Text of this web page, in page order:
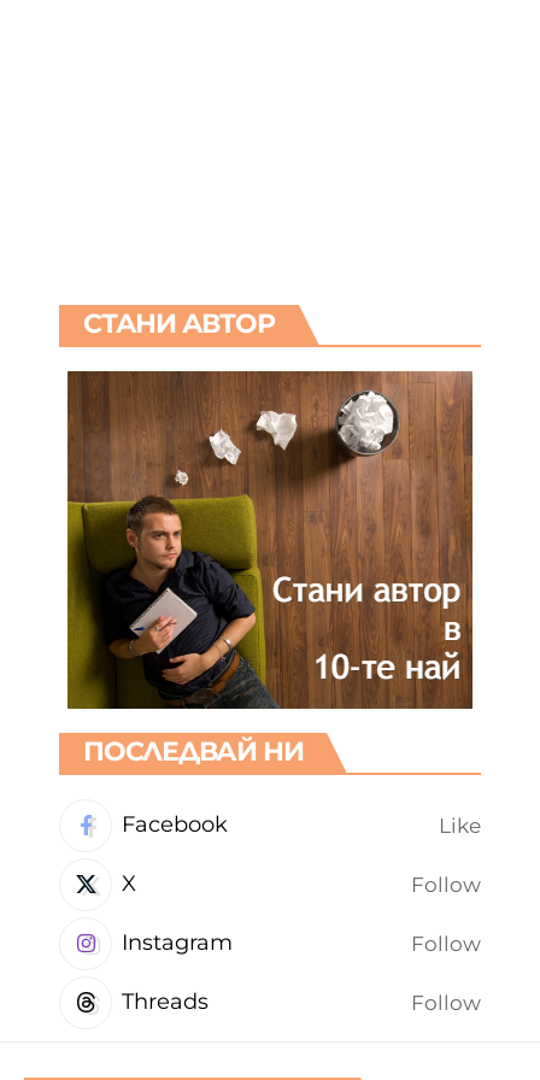
СТАНИ АВТОР
ПОСЛЕДВАЙ НИ
Facebook Like
X Follow
Instagram Follow
Threads Follow